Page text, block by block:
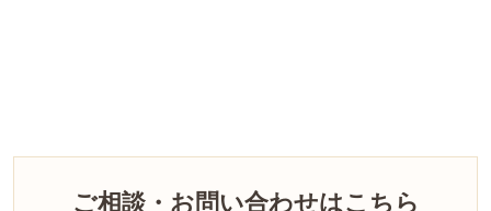
ご相談・お問い合わせはこちら